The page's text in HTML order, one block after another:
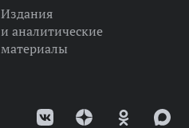
Издания
и аналитические
материалы